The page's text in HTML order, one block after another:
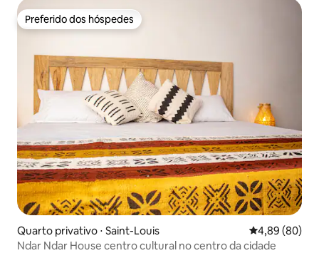
Preferido dos hóspedes
Preferido dos hóspedes
Quarto privativo ⋅ Saint-Louis 4,89 de uma
4,89 (80)
Ndar Ndar House centro cultural no centro da cidade